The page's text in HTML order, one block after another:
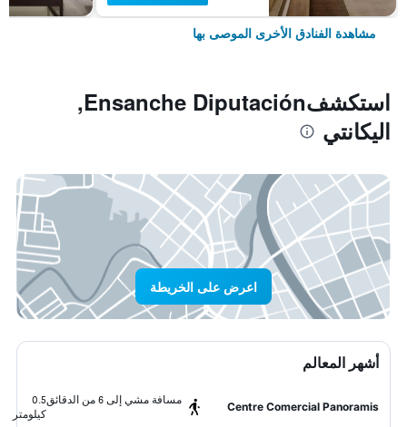
مشاهدة الفنادق الأخرى الموصى بها
استكشفEnsanche Diputación,
اليكانتي
اعرض على الخريطة
أشهر المعالم
Centre Comercial Panoramis
مسافة مشي إلى 6 من الدقائق
0.5
كيلومتر